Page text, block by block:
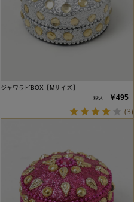
ジャワラビBOX【Mサイズ】
￥495
(3)